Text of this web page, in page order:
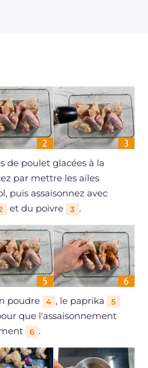
de poulet glacées à la
par mettre les ailes
puis assaisonnez avec
et du poivre 3 .
poudre 4 , le paprika 5
que l'assaisonnement
6 .